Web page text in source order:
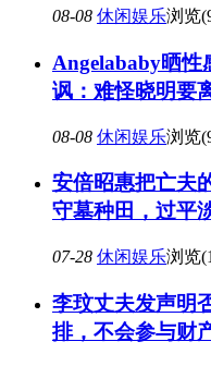
08-08 休闲娱乐浏览
Angelababy晒性
讽：难怪晓明要
08-08 休闲娱乐浏览
安倍昭惠把亡夫
守墓种田，过平
07-28 休闲娱乐浏览
李玟丈夫发声明
排，不会参与财